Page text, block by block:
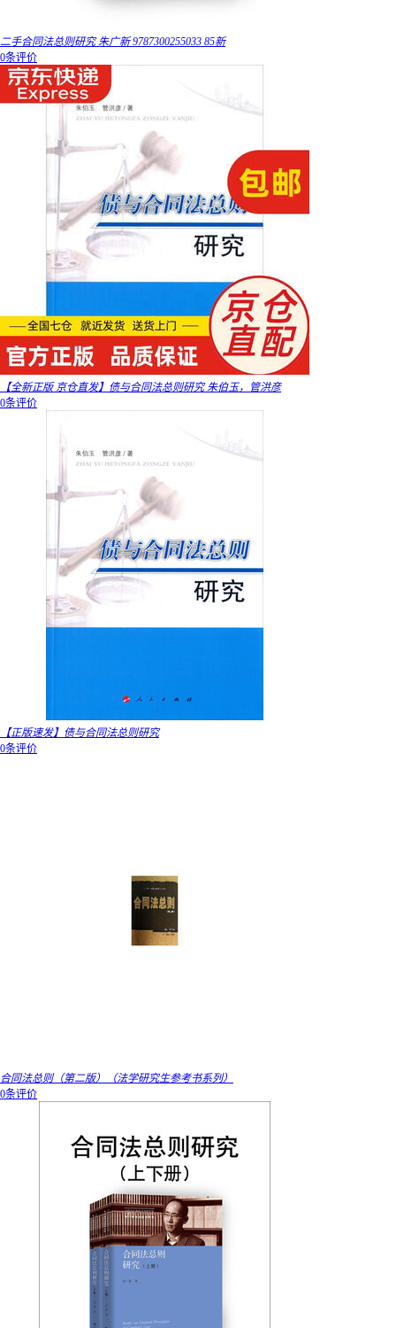
二手合同法总则研究 朱广新 9787300255033 85新
0条评价
【全新正版 京仓直发】债与合同法总则研究 朱伯玉，管洪彦
0条评价
【正版速发】债与合同法总则研究
0条评价
合同法总则（第二版）（法学研究生参考书系列）
0条评价